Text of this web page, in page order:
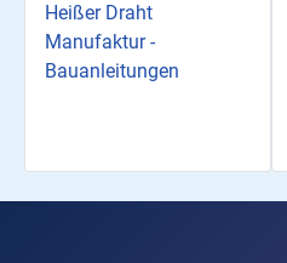
Heißer Draht
Manufaktur -
Bauanleitungen